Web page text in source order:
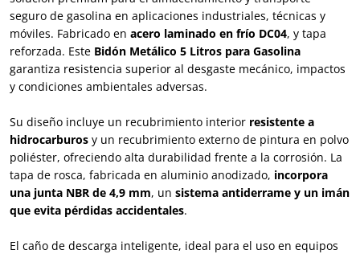
seguro de gasolina en aplicaciones industriales, técnicas y
móviles. Fabricado en acero laminado en frío DC04, y tapa
reforzada. Este Bidón Metálico 5 Litros para Gasolina
garantiza resistencia superior al desgaste mecánico, impactos
y condiciones ambientales adversas.
Su diseño incluye un recubrimiento interior resistente a
hidrocarburos y un recubrimiento externo de pintura en polvo
poliéster, ofreciendo alta durabilidad frente a la corrosión. La
tapa de rosca, fabricada en aluminio anodizado, incorpora
una junta NBR de 4,9 mm, un sistema antiderrame y un imán
que evita pérdidas accidentales.
El caño de descarga inteligente, ideal para el uso en equipos